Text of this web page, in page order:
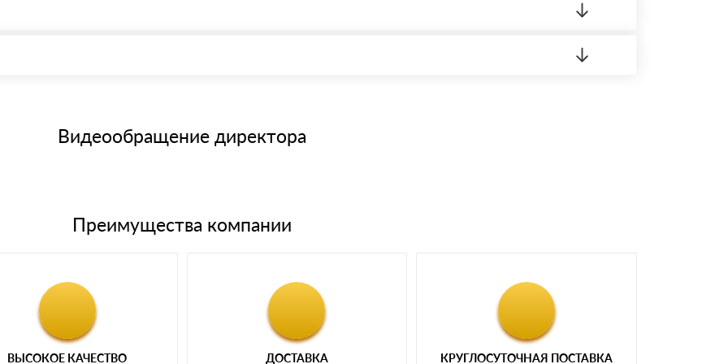
через системы электронных платежей.
банковским картам
материала после проверки качества и количества заказанного материала.
Видеообращение директора
Преимущества компании
ВЫСОКОЕ КАЧЕСТВО ДОСТАВКА КРУГЛОСУТОЧНАЯ ПОСТАВКА